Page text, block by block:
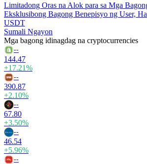
Limitadong Oras na Alok para sa Mga
Eksklusibong Bagong Benepisyo ng User,
USDT
Sumali Ngayon
Mga bagong idinagdag na cryptocurrencies
--
144.47
+17.21%
--
390.87
+2.10%
--
67.80
+3.50%
--
46.54
+5.96%
--